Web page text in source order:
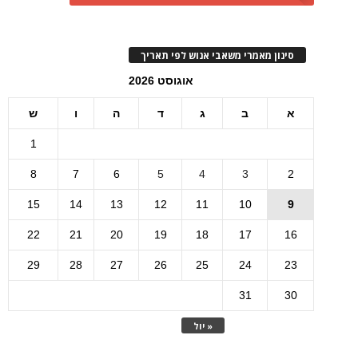
סינון מאמרי משאבי אנוש לפי תאריך
אוגוסט 2026
א ב ג ד ה ו ש
« יול
1
2
3
4
5
6
7
8
9
10
11
12
13
14
15
16
17
18
19
20
21
22
23
24
25
26
27
28
29
30
31